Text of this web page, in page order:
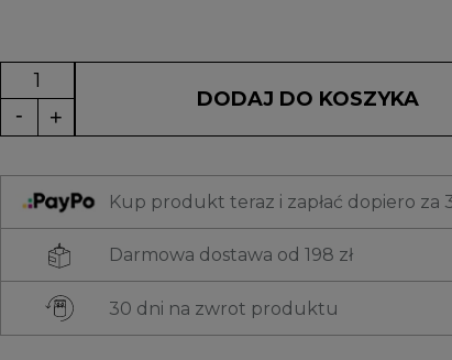
DODAJ DO KOSZYKA
Kup produkt teraz i zapłać dopiero za
Darmowa dostawa od 198 zł
30 dni na zwrot produktu